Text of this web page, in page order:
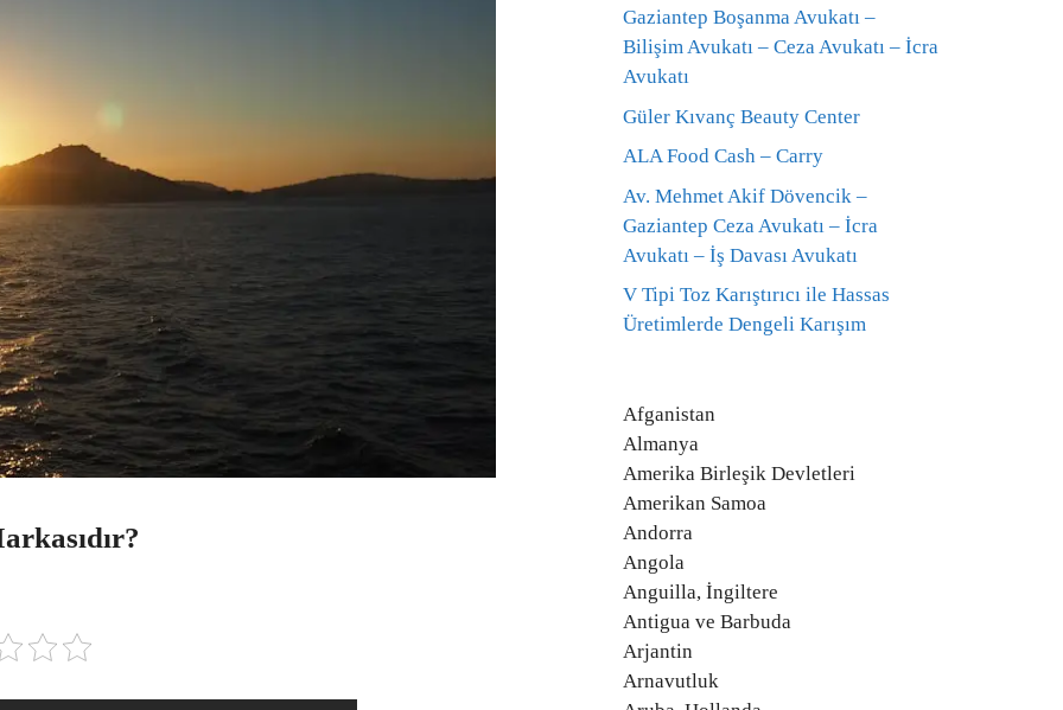
Gaziantep Boşanma Avukatı –
Bilişim Avukatı – Ceza Avukatı – İcra
Avukatı
Güler Kıvanç Beauty Center
ALA Food Cash – Carry
Av. Mehmet Akif Dövencik –
Gaziantep Ceza Avukatı – İcra
Avukatı – İş Davası Avukatı
V Tipi Toz Karıştırıcı ile Hassas
Üretimlerde Dengeli Karışım
Afganistan
Almanya
Amerika Birleşik Devletleri
Amerikan Samoa
Andorra
Angola
Anguilla, İngiltere
Antigua ve Barbuda
Arjantin
Arnavutluk